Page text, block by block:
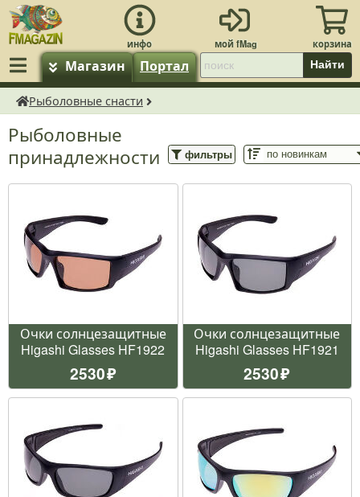
Магазин Портал Найти
fMagazin.ru
Рыболовные снасти
Рыболовные
принадлежности
фильтры
Очки солнцезащитные
Higashi Glasses HF1922
2530
Очки солнцезащитные
Higashi Glasses HF1921
2530